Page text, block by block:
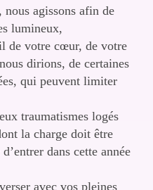
nous agissons afin de
lumineux,
de votre cœur, de votre
dirions, de certaines
qui peuvent limiter
traumatismes logés
la charge doit être
dans cette année
avec vos pleines